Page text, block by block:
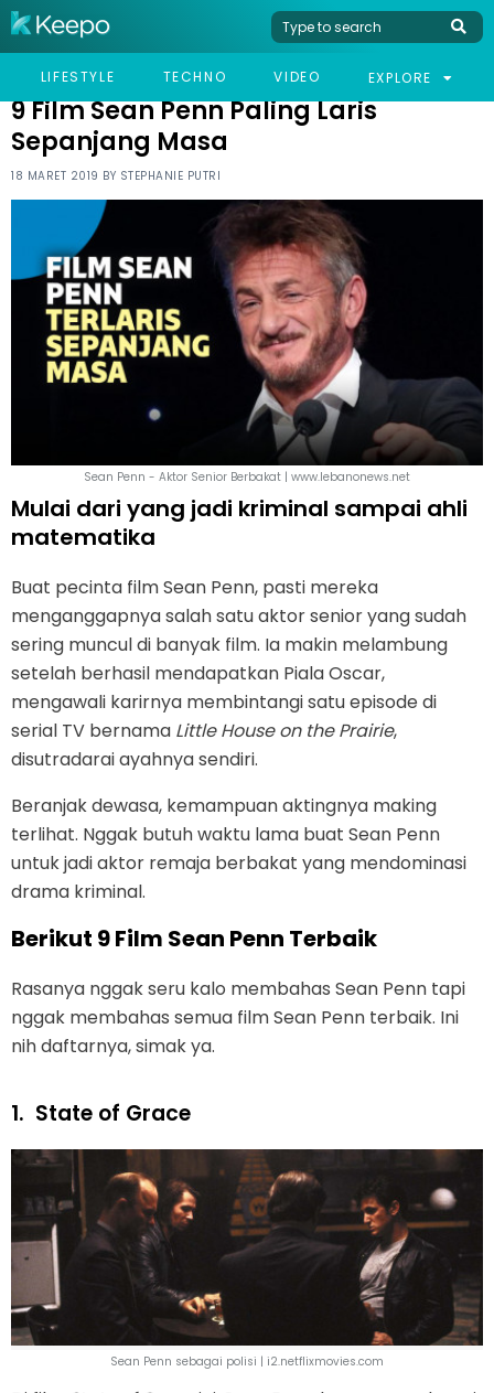
LIFESTYLE TECHNO VIDEO EXPLORE
HOME LIFESTYLE 9 FILM SEAN PENN PALING LARIS SEPANJANG MASA
9 Film Sean Penn Paling Laris
Sepanjang Masa
18 MARET 2019 BY STEPHANIE PUTRI
Sean Penn - Aktor Senior Berbakat | www.lebanonews.net
Mulai dari yang jadi kriminal sampai ahli
matematika
Buat pecinta film Sean Penn, pasti mereka
menganggapnya salah satu aktor senior yang sudah
sering muncul di banyak film. Ia makin melambung
setelah berhasil mendapatkan Piala Oscar,
mengawali karirnya membintangi satu episode di
serial TV bernama Little House on the Prairie,
disutradarai ayahnya sendiri.
Beranjak dewasa, kemampuan aktingnya making
terlihat. Nggak butuh waktu lama buat Sean Penn
untuk jadi aktor remaja berbakat yang mendominasi
drama kriminal.
Berikut 9 Film Sean Penn Terbaik
Rasanya nggak seru kalo membahas Sean Penn tapi
nggak membahas semua film Sean Penn terbaik. Ini
nih daftarnya, simak ya.
1. State of Grace
Sean Penn sebagai polisi | i2.netflixmovies.com